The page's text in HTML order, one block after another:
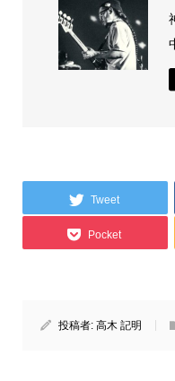
Tweet
Pocket
投稿者:高木 記明